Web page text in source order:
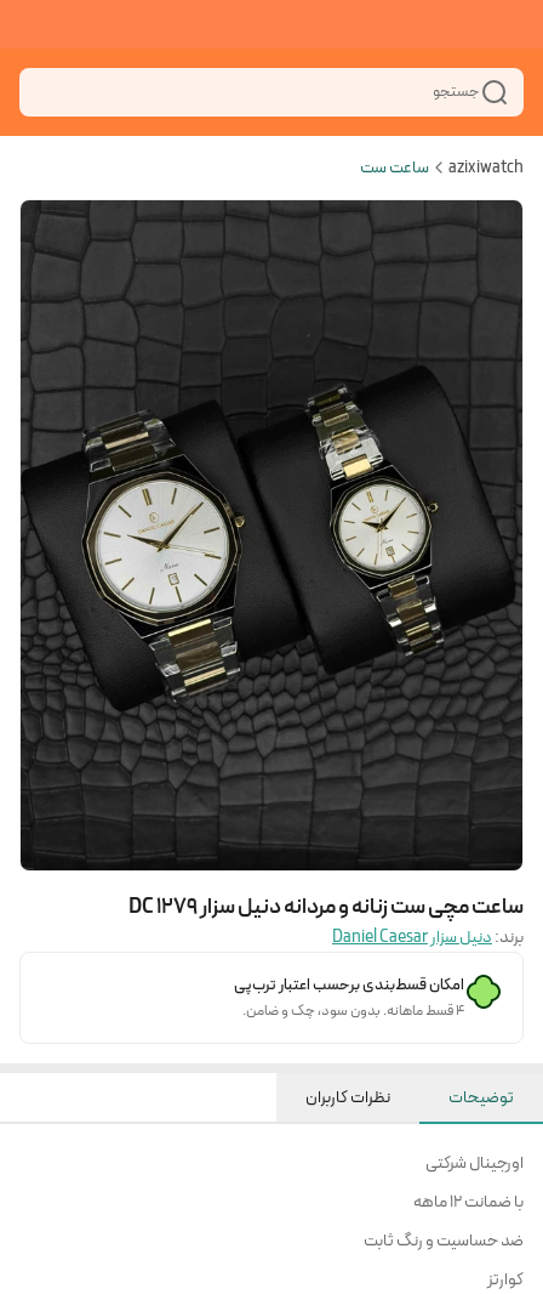
جستجو
azixiwatch ساعت ست
ساعت مچی ست زنانه و مردانه دنیل سزار DC 1279
برند:دنیل سزار Daniel Caesar
امکان قسط‌بندی برحسب اعتبار ترب‌پی
۴ قسط ماهانه. بدون سود، چک و ضامن.
توضیحات نظرات کاربران
اورجینال شرکتی
با ضمانت ۱۲ ماهه
ضد حساسیت و رنگ ثابت
کوارتز